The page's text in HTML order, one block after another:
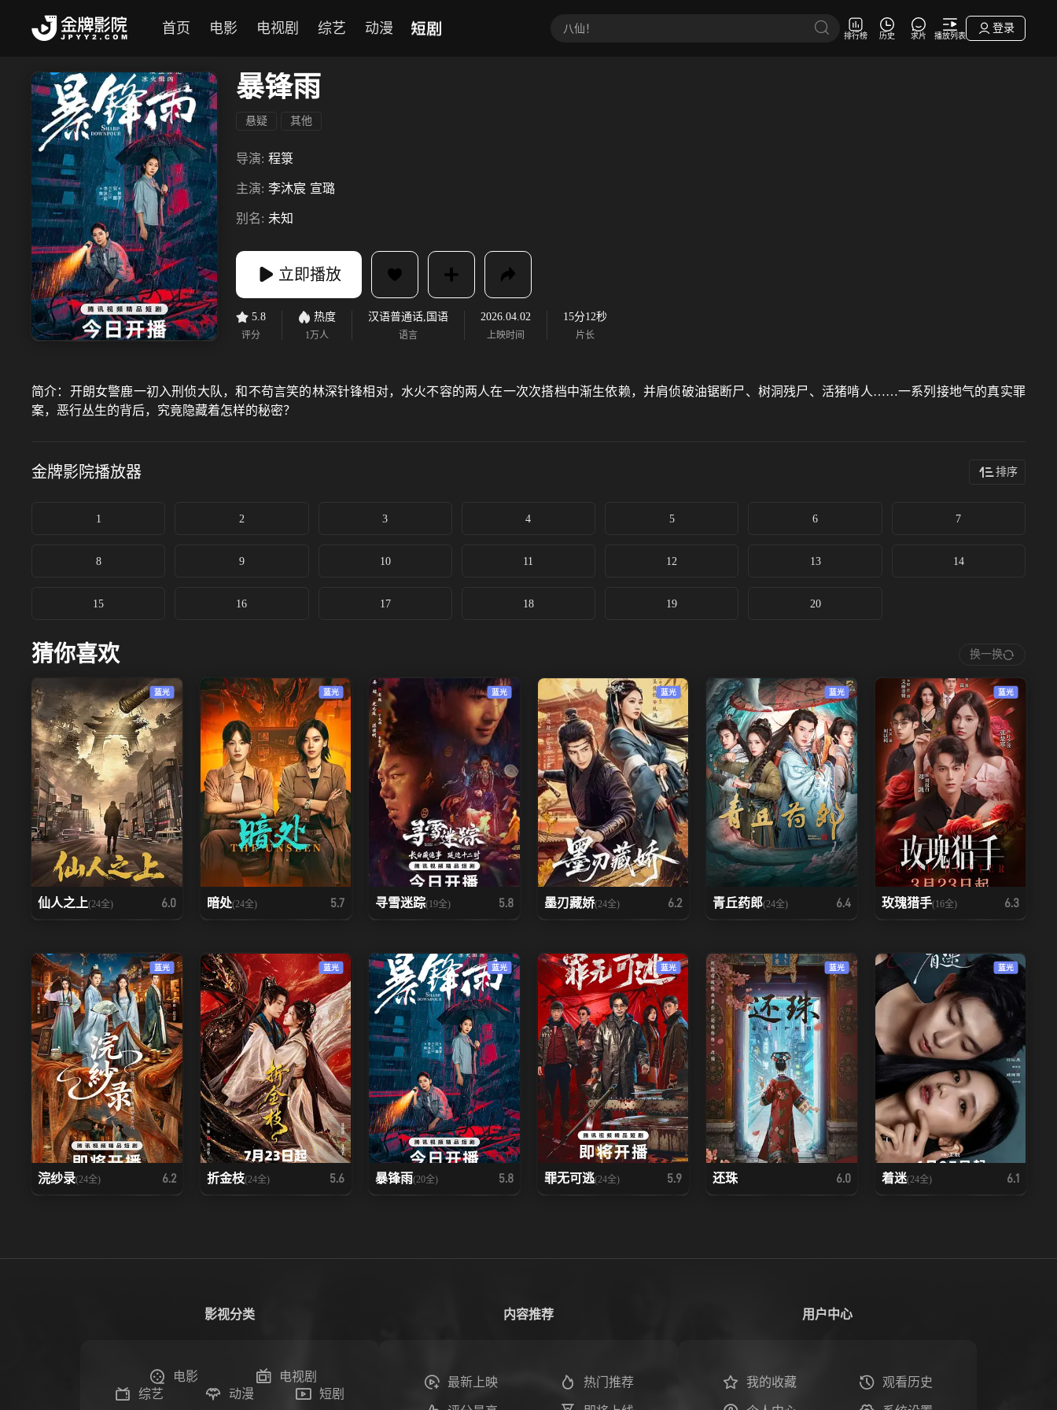
首页 电影 电视剧 综艺 动漫 短剧 排行榜 历史 求片 播放列表
登录
暴锋雨
悬疑 其他
导演: 程箓
主演: 李沐宸 宣璐
别名: 未知
立即播放
5.8
评分
热度
1万人
汉语普通话,国语
语言
2026.04.02
上映时间
15分12秒
片长
简介： 开朗女警鹿一初入刑侦大队，和不苟言笑的林深针锋相对，水火不容的两人在一次次搭档中渐生依赖，并肩侦破油锯断尸、树洞残尸、活猪啃人……一系列接地气的真实罪
案，恶行丛生的背后，究竟隐藏着怎样的秘密？
金牌影院播放器 排序
1 2 3 4 5 6 7
8 9 10 11 12 13 14
15 16 17 18 19 20
猜你喜欢 换一换
蓝光
仙人之上(24全) 6.0
蓝光
暗处(24全) 5.7
蓝光
寻雪迷踪(19全) 5.8
蓝光
墨刃藏娇(24全) 6.2
蓝光
青丘药郎(24全) 6.4
蓝光
玫瑰猎手(16全) 6.3
蓝光
浣纱录(24全) 6.2
蓝光
折金枝(24全) 5.6
蓝光
暴锋雨(20全) 5.8
蓝光
罪无可逃(24全) 5.9
蓝光
还珠 6.0
蓝光
着迷(24全) 6.1
影视分类
电影
电视剧
综艺
动漫 短剧
内容推荐
最新上映 热门推荐
用户中心
我的收藏 观看历史